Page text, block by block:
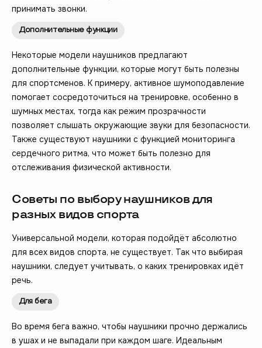
принимать звонки.
Дополнительные функции
Некоторые модели наушников предлагают
дополнительные функции, которые могут быть полезны
для спортсменов. К примеру, активное шумоподавление
помогает сосредоточиться на тренировке, особенно в
шумных местах, тогда как режим прозрачности
позволяет слышать окружающие звуки для безопасности.
Также существуют наушники с функцией мониторинга
сердечного ритма, что может быть полезно для
отслеживания физической активности.
Советы по выбору наушников для
разных видов спорта
Универсальной модели, которая подойдёт абсолютно
для всех видов спорта, не существует. Так что выбирая
наушники, следует учитывать, о каких тренировках идёт
речь.
Для бега
Во время бега важно, чтобы наушники прочно держались
в ушах и не выпадали при каждом шаге. Идеальным